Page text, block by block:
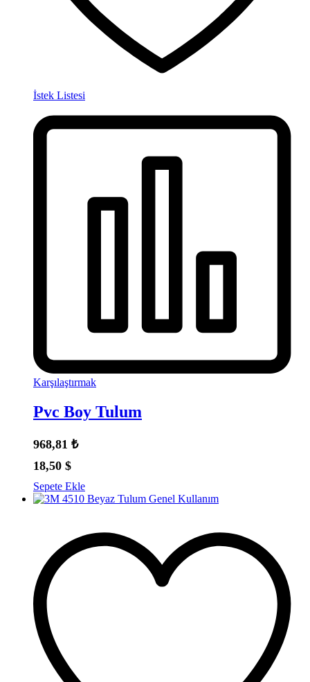
İstek Listesi
Karşılaştırmak
Pvc Boy Tulum
968,81 ₺
18,50 $
Sepete Ekle